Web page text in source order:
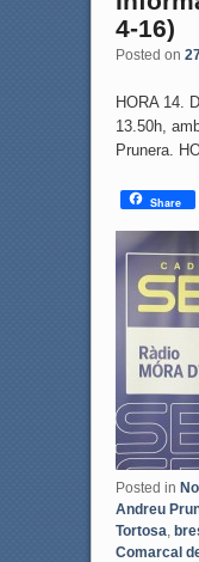
4-16)
Posted on
HORA 14.
13.50h,
Prunera.
Share
Posted in
Andreu
Tortosa,
Comarcal